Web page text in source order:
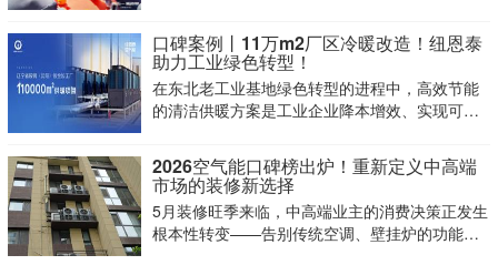
口碑案例丨11万m2厂区冷暖改造！纽恩泰
助力工业绿色转型！
在东北老工业基地绿色转型的进程中，高效节能
的清洁供暖方案是工业企业降本增效、实现可持
区，纽恩泰以11台御寒系列顶出风变频冷暖机成
功替代原有高耗能电锅炉，为鞍钢（沈阳）钣金
加工厂11万㎡厂区完成冷暖改造
2026空气能口碑榜出炉！重新定义中高端
市场的装修新选择
5月装修旺季来临，中高端业主的消费决策正发生
根本性转变——告别传统空调、壁挂炉的功能局